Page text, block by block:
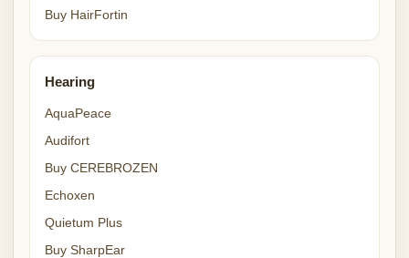
Buy HairFortin
Hearing
AquaPeace
Audifort
Buy CEREBROZEN
Echoxen
Quietum Plus
Buy SharpEar